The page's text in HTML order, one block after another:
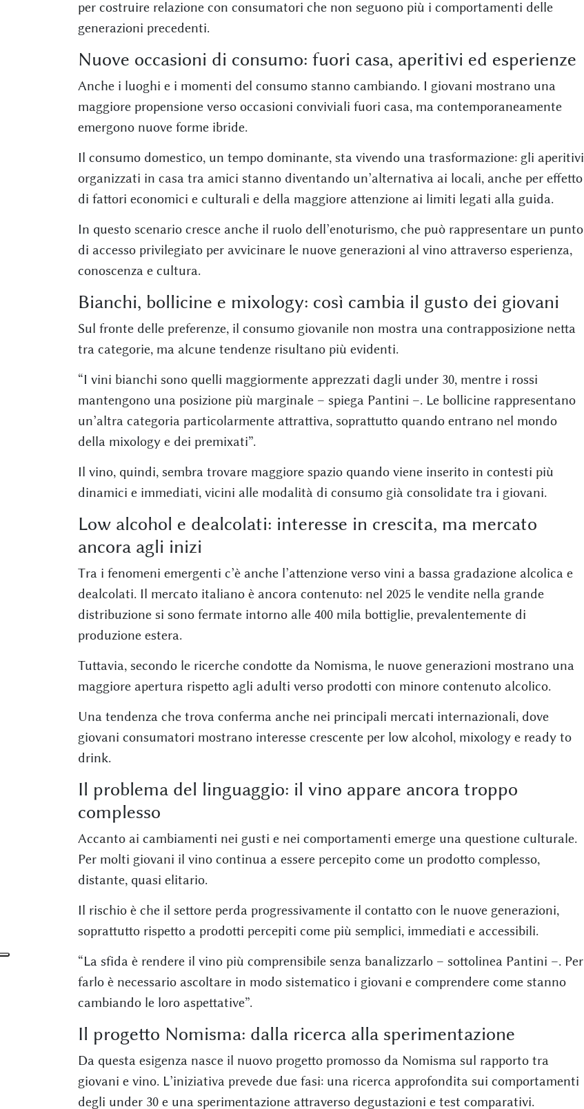
per costruire relazione con consumatori che non seguono più i comportamenti delle
generazioni precedenti.
Nuove occasioni di consumo: fuori casa, aperitivi ed esperienze
Anche i luoghi e i momenti del consumo stanno cambiando. I giovani mostrano una
maggiore propensione verso occasioni conviviali fuori casa, ma contemporaneamente
emergono nuove forme ibride.
Il consumo domestico, un tempo dominante, sta vivendo una trasformazione: gli aperitivi
organizzati in casa tra amici stanno diventando un’alternativa ai locali, anche per effetto
di fattori economici e culturali e della maggiore attenzione ai limiti legati alla guida.
In questo scenario cresce anche il ruolo dell’enoturismo, che può rappresentare un punto
di accesso privilegiato per avvicinare le nuove generazioni al vino attraverso esperienza,
conoscenza e cultura.
Bianchi, bollicine e mixology: così cambia il gusto dei giovani
Sul fronte delle preferenze, il consumo giovanile non mostra una contrapposizione netta
tra categorie, ma alcune tendenze risultano più evidenti.
“I vini bianchi sono quelli maggiormente apprezzati dagli under 30, mentre i rossi
mantengono una posizione più marginale – spiega Pantini –. Le bollicine rappresentano
un’altra categoria particolarmente attrattiva, soprattutto quando entrano nel mondo
della mixology e dei premixati”.
Il vino, quindi, sembra trovare maggiore spazio quando viene inserito in contesti più
dinamici e immediati, vicini alle modalità di consumo già consolidate tra i giovani.
Low alcohol e dealcolati: interesse in crescita, ma mercato
ancora agli inizi
Tra i fenomeni emergenti c’è anche l’attenzione verso vini a bassa gradazione alcolica e
dealcolati. Il mercato italiano è ancora contenuto: nel 2025 le vendite nella grande
distribuzione si sono fermate intorno alle 400 mila bottiglie, prevalentemente di
produzione estera.
Tuttavia, secondo le ricerche condotte da Nomisma, le nuove generazioni mostrano una
maggiore apertura rispetto agli adulti verso prodotti con minore contenuto alcolico.
Una tendenza che trova conferma anche nei principali mercati internazionali, dove
giovani consumatori mostrano interesse crescente per low alcohol, mixology e ready to
drink.
Il problema del linguaggio: il vino appare ancora troppo
complesso
Accanto ai cambiamenti nei gusti e nei comportamenti emerge una questione culturale.
Per molti giovani il vino continua a essere percepito come un prodotto complesso,
distante, quasi elitario.
Il rischio è che il settore perda progressivamente il contatto con le nuove generazioni,
soprattutto rispetto a prodotti percepiti come più semplici, immediati e accessibili.
“La sfida è rendere il vino più comprensibile senza banalizzarlo – sottolinea Pantini –. Per
farlo è necessario ascoltare in modo sistematico i giovani e comprendere come stanno
cambiando le loro aspettative”.
Il progetto Nomisma: dalla ricerca alla sperimentazione
Da questa esigenza nasce il nuovo progetto promosso da Nomisma sul rapporto tra
giovani e vino. L’iniziativa prevede due fasi: una ricerca approfondita sui comportamenti
degli under 30 e una sperimentazione attraverso degustazioni e test comparativi.